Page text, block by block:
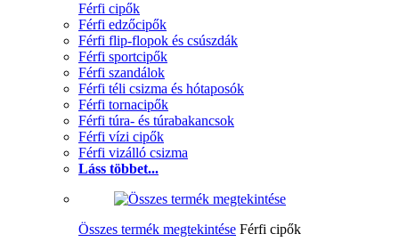
Férfi cipők
Férfi edzőcipők
Férfi flip-flopok és csúszdák
Férfi sportcipők
Férfi szandálok
Férfi téli csizma és hótaposók
Férfi tornacipők
Férfi túra- és túrabakancsok
Férfi vízi cipők
Férfi vizálló csizma
Láss többet...
Összes termék megtekintése Férfi cipők